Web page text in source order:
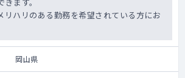
リハリのある勤務を希望されている方にお
岡山県